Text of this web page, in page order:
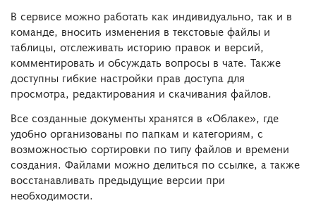
В сервисе можно работать как индивидуально, так и в
команде, вносить изменения в текстовые файлы и
таблицы, отслеживать историю правок и версий,
комментировать и обсуждать вопросы в чате. Также
доступны гибкие настройки прав доступа для
просмотра, редактирования и скачивания файлов.
Все созданные документы хранятся в «Облаке», где
удобно организованы по папкам и категориям, с
возможностью сортировки по типу файлов и времени
создания. Файлами можно делиться по ссылке, а также
восстанавливать предыдущие версии при
необходимости.